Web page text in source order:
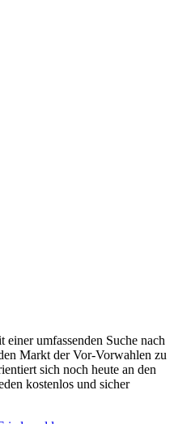
umfassenden Suche nach
Markt der Vor-Vorwahlen zu
sich noch heute an den
kostenlos und sicher